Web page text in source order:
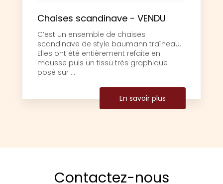
Chaises scandinave - VENDU
C’est un ensemble de chaises
scandinave de style baumann traîneau.
Elles ont été entièrement refaite en
mousse puis un tissu très graphique
posé sur ...
En savoir plus
Contactez-nous